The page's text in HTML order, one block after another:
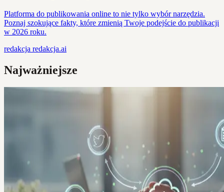
Platforma do publikowania online to nie tylko wybór narzędzia.
Poznaj szokujące fakty, które zmienią Twoje podejście do publikacji
w 2026 roku.
redakcja redakcja.ai
Najważniejsze